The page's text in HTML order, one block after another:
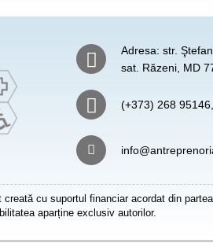
Adresa: str.
sat. Răzeni, MD
(+373) 268
cu suportul financiar acordat din
aparține exclusiv autorilor.